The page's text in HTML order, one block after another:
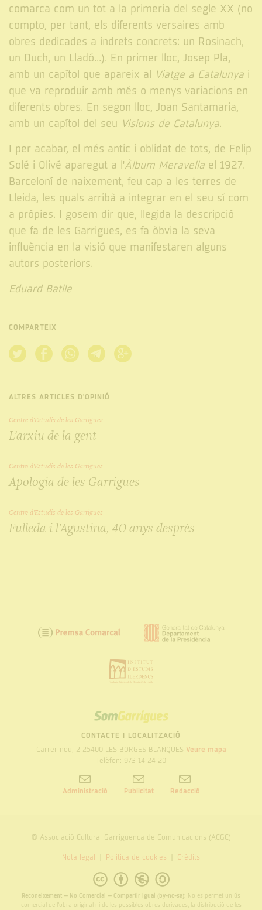
comarca com un tot a la primeria del segle XX (no
compto, per tant, els diferents versaires amb
obres dedicades a indrets concrets: un Rosinach,
un Duch, un Lladó...). En primer lloc, Josep Pla,
amb un capítol que apareix al Viatge a Catalunya i
que va reproduir amb més o menys variacions en
diferents obres. En segon lloc, Joan Santamaria,
amb un capítol del seu Visions de Catalunya.
I per acabar, el més antic i oblidat de tots, de Felip
Solé i Olivé aparegut a l'Àlbum Meravella el 1927.
Barceloní de naixement, feu cap a les terres de
Lleida, les quals arribà a integrar en el seu sí com
a pròpies. I gosem dir que, llegida la descripció
que fa de les Garrigues, es fa òbvia la seva
influència en la visió que manifestaren alguns
autors posteriors.
Eduard Batlle
COMPARTEIX
ALTRES ARTICLES D'OPINIÓ
Centre d'Estudis de les Garrigues
L’arxiu de la gent
Centre d'Estudis de les Garrigues
Apologia de les Garrigues
Centre d'Estudis de les Garrigues
Fulleda i l’Agustina, 40 anys després
SOM
GARRIGUES
CONTACTE I LOCALITZACIÓ
Carrer nou, 2 25400 LES BORGES BLANQUES Veure mapa
Telèfon: 973 14 24 20
Administració Publicitat Redacció
© Associació Cultural Garriguenca de Comunicacions (ACGC)
Nota legal Politica de cookies Crèdits
Reconeixement – No Comercial – Compartir Igual (by-nc-sa): No es permet un ús
comercial de l’obra original ni de les possibles obres derivades, la distribució de les